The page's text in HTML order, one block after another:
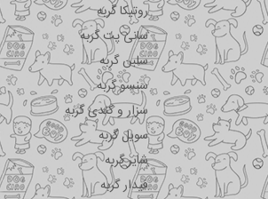
روتیکا گربه
سانی پت گربه
سلبن گربه
سنسو گربه
سزار و کندی گربه
سویل گربه
شایر گربه
فیدار گربه